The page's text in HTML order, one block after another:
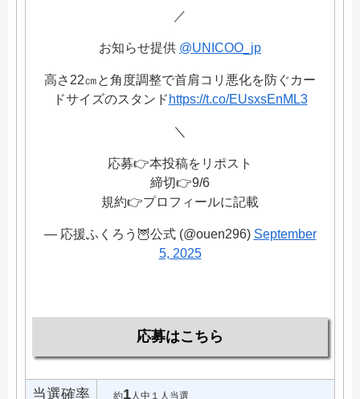
／
お知らせ提供 @UNICOO_jp
高さ22㎝と角度調整で首肩コリ悪化を防ぐカー
ドサイズのスタンド https://t.co/EUsxsEnML3
＼
応募👉本投稿をリポスト
締切👉9/6
規約👉プロフィールに記載
— 応援ふくろう🦉公式 (@ouen296) September
5, 2025
応募はこちら
当選確率 約1人中１人当選